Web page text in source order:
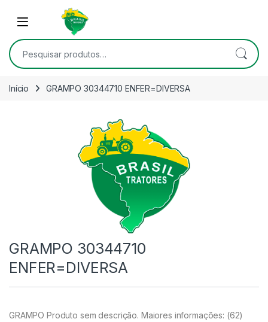
Skip to navigation
Open
Pesquisar por:
Início GRAMPO 30344710 ENFER=DIVERSA
GRAMPO 30344710
ENFER=DIVERSA
GRAMPO Produto sem descrição. Maiores informações: (62)